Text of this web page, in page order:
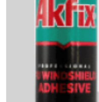
Лакокрасочные
Герметики
Обои
Ещё 5